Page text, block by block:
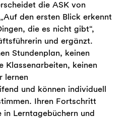
die ASK von
den ersten Blick erkennt
die es nicht gibt“,
und ergänzt.
Stundenplan, keinen
Klassenarbeiten, keinen
lernen
und können individuell
Ihren Fortschritt
in Lerntagebüchern und